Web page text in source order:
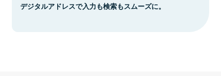
デジタルアドレスで入力も検索もスムーズに。